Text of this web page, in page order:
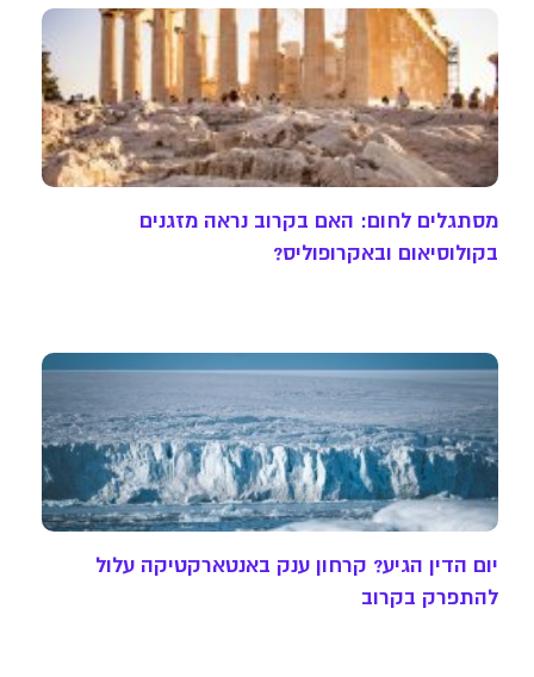
מסתגלים לחום: האם בקרוב נראה מזגנים
בקולוסיאום ובאקרופוליס?
יום הדין הגיע? קרחון ענק באנטארקטיקה עלול
להתפרק בקרוב